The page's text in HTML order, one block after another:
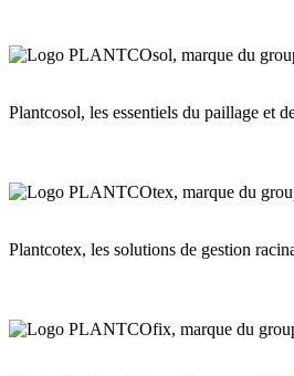
Plantcosol, les essentiels du paillage et
Plantcotex, les solutions de gestion